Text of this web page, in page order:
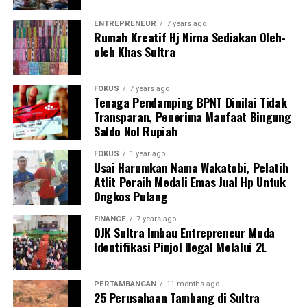
In "FASHION"
RELATED TOPICS:
UP NEXT
Transformasi Industri Hijau Mendorong Penciptaan
Lapangan Kerja Hijau
DON'T MISS
PLN Diminta Pastikan Listrik Desa Menjangkau Seluruh
Masyarakat
nasional.
“Pemanfaatan produk industri dalam negeri akan
mendorong peningkatan penyerapan tenaga kerja,
penguatan kompetensi sumber daya manusia, serta
pembangunan ekosistem industri nasional yang
berkelanjutan,” jelasnya.
Lebih lanjut, ia menyampaikan bahwa terbitnya
Peraturan Menteri Perindustrian Nomor 35 Tahun 2025
menjadi langkah strategis untuk menyederhanakan
proses penilaian Tingkat Komponen Dalam Negeri
(TKDN).
“Permenperin 35 Tahun 2025 bertujuan agar proses
penilaian TKDN dapat dilakukan secara lebih sederhana,
cepat, dan transparan. Pengawasan TKDN juga
diperlukan untuk menciptakan kepastian pasar bagi
produsen dalam negeri serta menjaga iklim persaingan
ENTREPRENEUR 7 years ago
Rumah Kreatif Hj Nirna Sediakan Oleh-
oleh Khas Sultra
FOKUS 7 years ago
Tenaga Pendamping BPNT Dinilai Tidak
Transparan, Penerima Manfaat Bingung
Saldo Nol Rupiah
FOKUS 1 year ago
Usai Harumkan Nama Wakatobi, Pelatih
Atlit Peraih Medali Emas Jual Hp Untuk
Ongkos Pulang
FINANCE 7 years ago
OJK Sultra Imbau Entrepreneur Muda
Identifikasi Pinjol Ilegal Melalui 2L
PERTAMBANGAN 11 months ago
25 Perusahaan Tambang di Sultra